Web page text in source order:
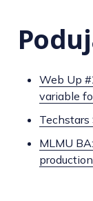
Web Up
variable
Techstars
MLMU